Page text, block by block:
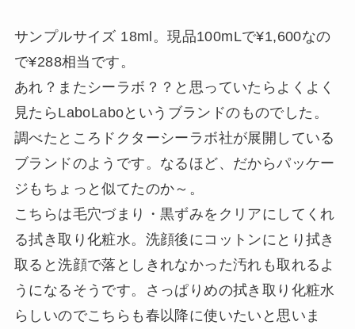
サンプルサイズ 18ml。現品100mLで¥1,600なの
で¥288相当です。
あれ？またシーラボ？？と思っていたらよくよく
見たらLaboLaboというブランドのものでした。
調べたところドクターシーラボ社が展開している
ブランドのようです。なるほど、だからパッケー
ジもちょっと似てたのか～。
こちらは毛穴づまり・黒ずみをクリアにしてくれ
る拭き取り化粧水。洗顔後にコットンにとり拭き
取ると洗顔で落としきれなかった汚れも取れるよ
うになるそうです。さっぱりめの拭き取り化粧水
らしいのでこちらも春以降に使いたいと思いま